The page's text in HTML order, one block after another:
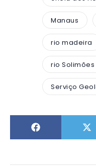
Manaus
rio madeira
rio Solimões
Serviço